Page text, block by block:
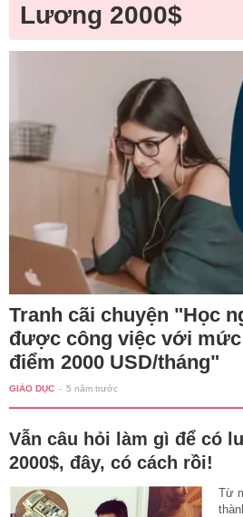
Lương 2000$
Tranh cãi chuyện "Học
được công việc với
điểm 2000 USD/tháng"
GIÁO DỤC - 5 năm trước
Vẫn câu hỏi làm gì để có
2000$, đây, có cách rồi!
Từ